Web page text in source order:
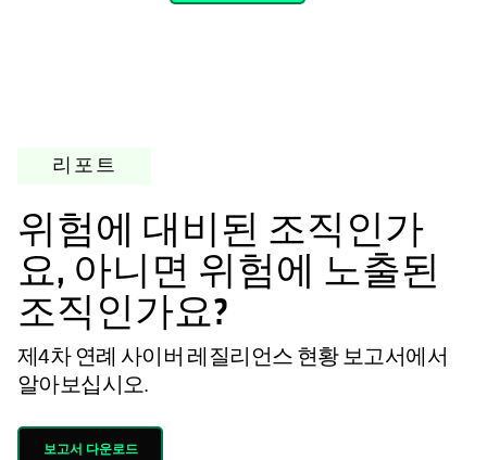
리포트
위험에 대비된 조직인가
요, 아니면 위험에 노출된
조직인가요?
제4차 연례 사이버 레질리언스 현황 보고서에서
알아보십시오.
보고서 다운로드